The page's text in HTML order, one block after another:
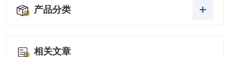
产品分类
相关文章